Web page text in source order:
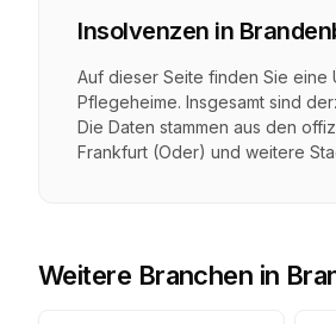
Insolvenzen in
Auf dieser Seite finden Sie eine
Pflegeheime. Insgesamt sind
Die Daten stammen aus den
Frankfurt (Oder) und weitere
Weitere Branchen in